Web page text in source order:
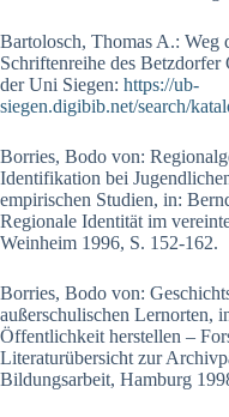
Bartolosch, Thomas A.: Weg
Schriftenreihe des
der Uni Siegen: https://ub-
siegen.digibib.net/search/
Borries, Bodo von:
Identifikation bei
empirischen Studien, in:
Regionale Identität im
Weinheim 1996, S. 152-162.
Borries, Bodo von:
außerschulischen Lernorten,
Öffentlichkeit herstellen –
Literaturübersicht zur
Bildungsarbeit, Hamburg